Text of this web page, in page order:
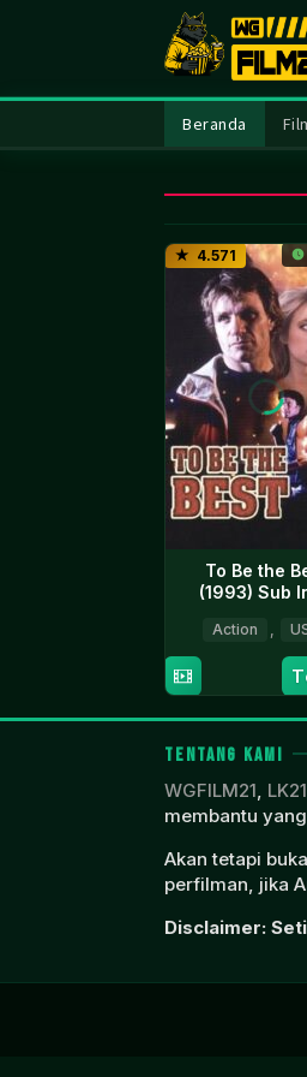
Beranda
4.571
To Be the
(1993) Sub
Action ,
Aug
1993
TENTANG KAMI
WGFILM21, LK21
membantu
Akan tetapi
perfilman, jika
Disclaimer: